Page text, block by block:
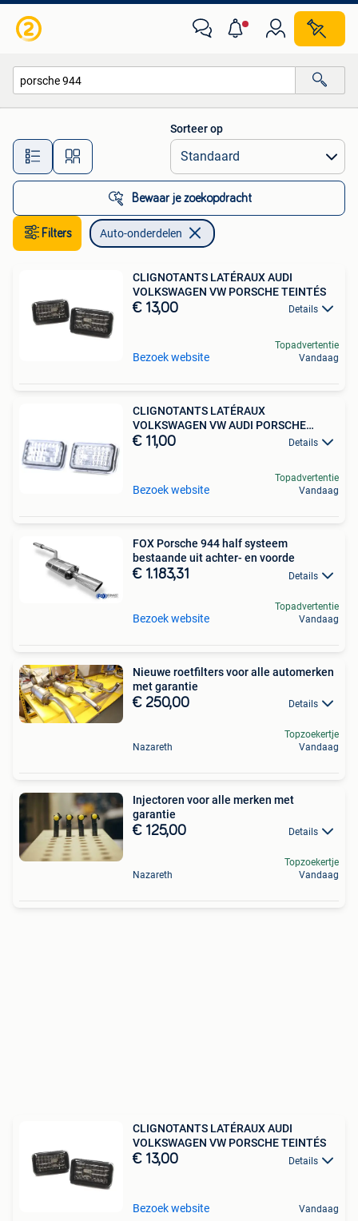
Alle afstanden…
Sorteer op
Bewaar je zoekopdracht
Filters Auto-onderdelen
CLIGNOTANTS LATÉRAUX AUDI
VOLKSWAGEN VW PORSCHE TEINTÉS
€ 13,00 Details
Bezoek website
Topadvertentie
Vandaag
CLIGNOTANTS LATÉRAUX
VOLKSWAGEN VW AUDI PORSCHE
CHROMÉ
€ 11,00 Details
Bezoek website
Topadvertentie
Vandaag
FOX Porsche 944 half systeem
bestaande uit achter- en voorde
€ 1.183,31 Details
Bezoek website
Topadvertentie
Vandaag
Nieuwe roetfilters voor alle automerken
met garantie
€ 250,00 Details
Nazareth
Topzoekertje
Vandaag
Injectoren voor alle merken met
garantie
€ 125,00 Details
Nazareth
Topzoekertje
Vandaag
CLIGNOTANTS LATÉRAUX AUDI
VOLKSWAGEN VW PORSCHE TEINTÉS
€ 13,00 Details
Bezoek website Vandaag